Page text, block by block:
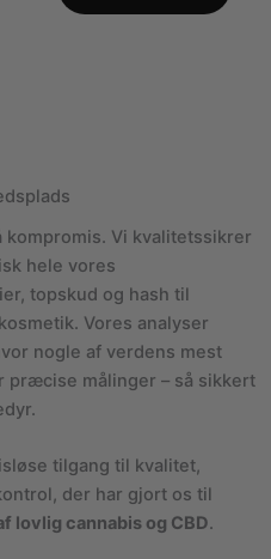
kompromis. Vi kvalitetssikrer
hele vores
topskud og hash til
Vores analyser
nogle af verdens mest
præcise målinger – så sikkert
tilgang til kvalitet,
der har gjort os til
lovlig cannabis og CBD.